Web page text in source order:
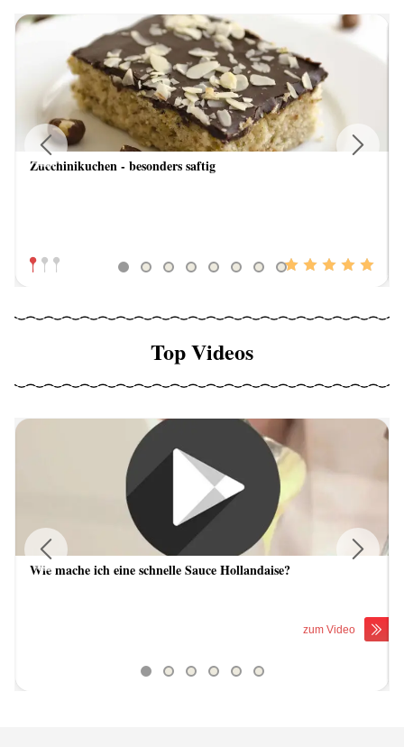
Zucchinikuchen - besonders saftig
Previous
Top Videos
Wie mache ich eine schnelle Sauce Hollandaise?
zum Video
Previous